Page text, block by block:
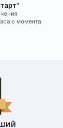
с момента